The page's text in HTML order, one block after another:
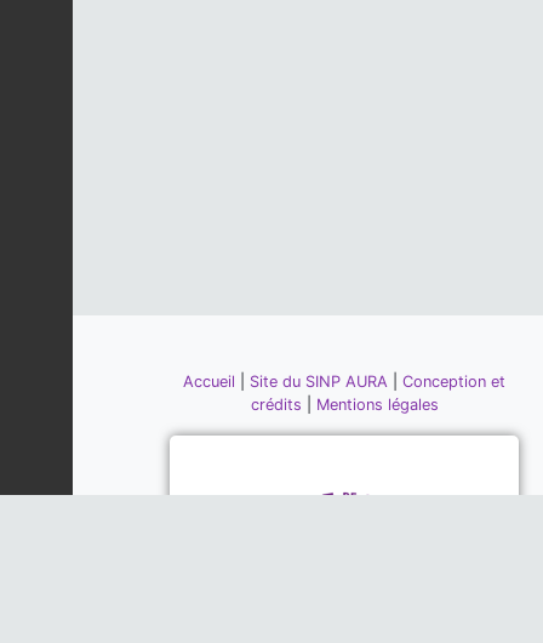
Accueil Site du SINP AURA
Conception et
crédits
Mentions légales